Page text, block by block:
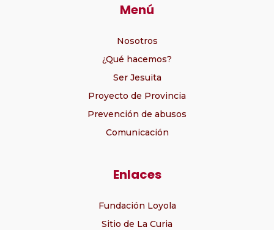
Menú
Nosotros
¿Qué hacemos?
Ser Jesuita
Proyecto de Provincia
Prevención de abusos
Comunicación
Enlaces
Fundación Loyola
Sitio de La Curia